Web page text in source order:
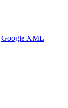
Google XML